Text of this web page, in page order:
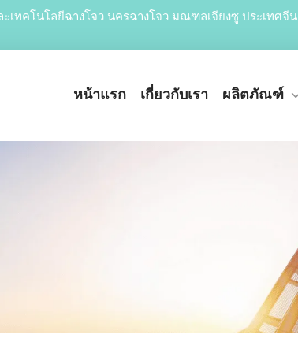
เทคโนโลยีฉางโจว นครฉางโจว มณฑลเจียงซู ประเทศจีน
หน้าแรก เกี่ยวกับเรา ผลิตภัณฑ์